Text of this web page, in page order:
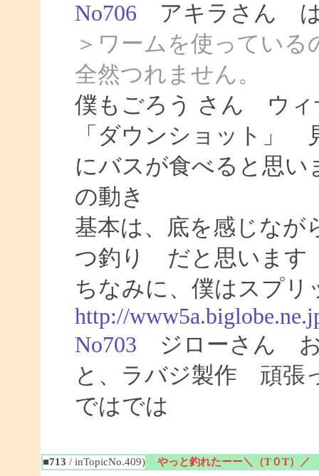
No706 アキラさん
＞ワームを使ってい
全然つれません。
僕もごろう さん ウ
「ダウンショット」
にバスが食べると思
の動き
基本は、底を感じな
つ釣り だと思います
ちなみに、僕はスプ
http://
No703 ジローさん お
と、ラバジ製作 頑張
ではでは
■713 / inTopicNo.409) やっと釣れたーー＼（T０T）／